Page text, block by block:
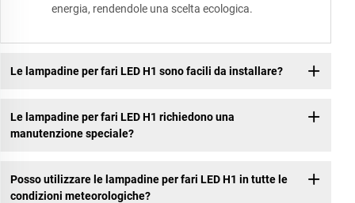
energia, rendendole una scelta ecologica.
Le lampadine per fari LED H1 sono facili da installare?
Le lampadine per fari LED H1 richiedono una
manutenzione speciale?
Posso utilizzare le lampadine per fari LED H1 in tutte le
condizioni meteorologiche?